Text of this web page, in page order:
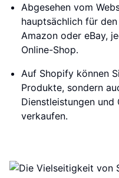
Abgesehen vom
hauptsächlich für
Amazon oder eBay,
Online-Shop.
Auf Shopify können
Produkte, sondern
Dienstleistungen und
verkaufen.